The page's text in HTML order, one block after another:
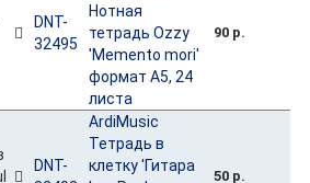
DNT-
32495
Нотная
тетрадь Ozzy
'Memento mori'
формат А5, 24
листа
90 р.
DNT-
ArdiMusic
Тетрадь в
клетку 'Гитара
50 р.